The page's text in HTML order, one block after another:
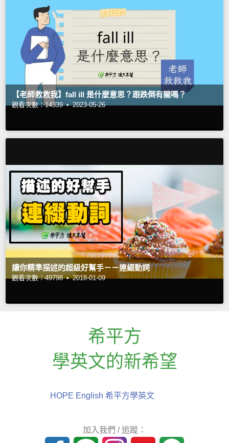
【老師救救我】fall ill 是什麼意思？跟跌倒有關嗎？
觀看次數：14339 • 2023-05-26
讓你精準描述的超級好幫手－－連綴動詞
觀看次數：49798 • 2018-01-09
希平方
學英文的新希望
HOPE English 希平方學英文
加入我們 / 追蹤：